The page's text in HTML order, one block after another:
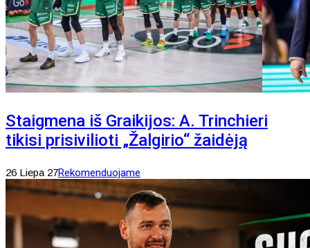
Staigmena iš Graikijos: A. Trinchieri
tikisi prisivilioti „Žalgirio“ žaidėją
26 Liepa 27Rekomenduojame